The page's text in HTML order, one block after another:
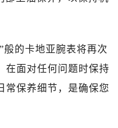
般的卡地亚腕表将再次
在面对任何问题时保持
常保养细节，是确保您